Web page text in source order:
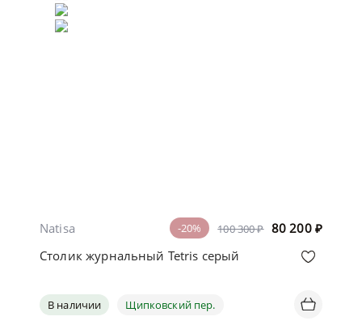
100 300 ₽ 80 200 ₽
-20%
Natisa
Столик журнальный Tetris серый
В наличии Щипковский пер.